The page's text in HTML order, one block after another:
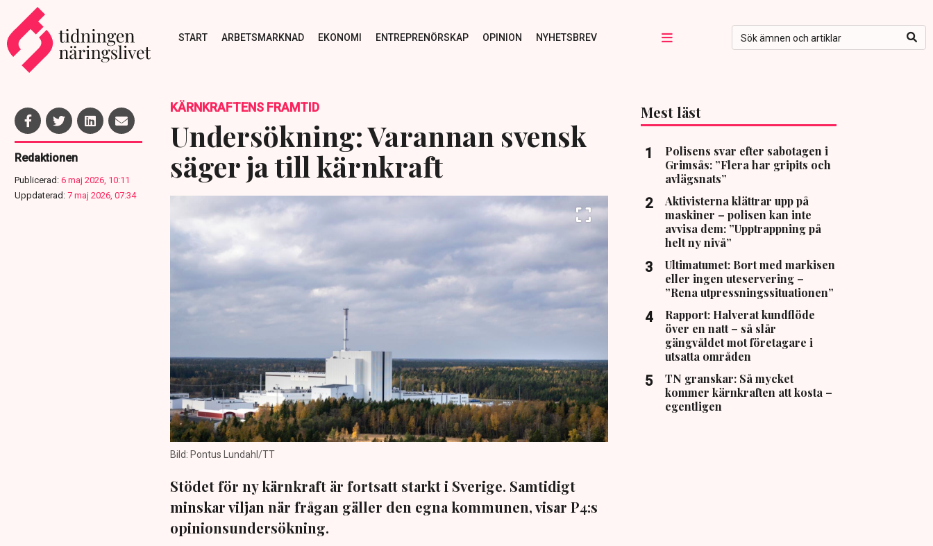
START ARBETSMARKNAD EKONOMI ENTREPRENÖRSKAP OPINION NYHETSBREV
Redaktionen
Publicerad: 6 maj 2026, 10:11
Uppdaterad: 7 maj 2026, 07:34
KÄRNKRAFTENS FRAMTID
Undersökning: Varannan svensk
säger ja till kärnkraft
Bild: Pontus Lundahl/TT
Stödet för ny kärnkraft är fortsatt starkt i Sverige. Samtidigt
minskar viljan när frågan gäller den egna kommunen, visar P4:s
opinionsundersökning.
Mest läst
Polisens svar efter sabotagen i
Grimsås: ”Flera har gripits och
avlägsnats”
Aktivisterna klättrar upp på
maskiner – polisen kan inte
avvisa dem: ”Upptrappning på
helt ny nivå”
Ultimatumet: Bort med markisen
eller ingen uteservering –
”Rena utpressningssituationen”
Rapport: Halverat kundflöde
över en natt – så slår
gängvåldet mot företagare i
utsatta områden
TN granskar: Så mycket
kommer kärnkraften att kosta –
egentligen